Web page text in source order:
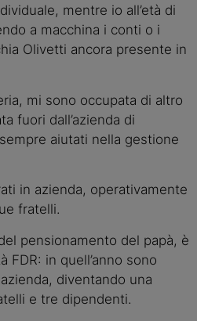
mentre io all’età di
a macchina i conti o i
Olivetti ancora presente in
mi sono occupata di altro
fuori dall’azienda di
aiutati nella gestione
in azienda, operativamente
fratelli.
pensionamento del papà, è
FDR: in quell’anno sono
diventando una
e tre dipendenti.